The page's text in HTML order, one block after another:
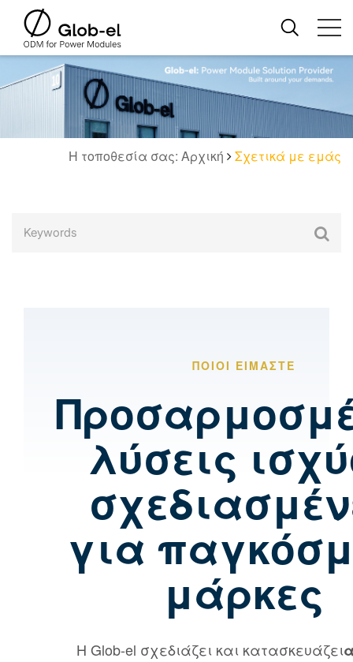
Η τοποθεσία σας: Αρχική Σχετικά με εμάς
ΠΟΙΟΙ ΕΊΜΑΣΤΕ
λύσεις
για
μάρκες
Η Glob-el σχεδιάζει και κατασκευάζει